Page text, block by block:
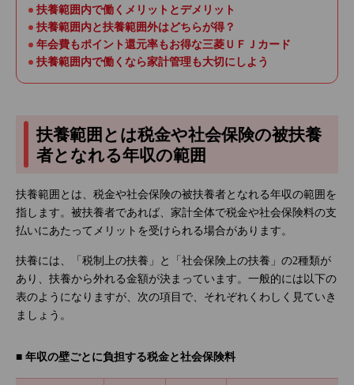
扶養範囲内で働くメリットとデメリット
扶養範囲内と扶養範囲外はどちらが得？
年会費もポイント還元率もお得な三菱ＵＦＪカード
扶養範囲内で働くなら家計管理も大切にしよう
扶養範囲とは税金や社会保険の被扶養
者となれる年収の範囲
扶養範囲とは、税金や社会保険の被扶養者となれる年収の範囲を
指します。被扶養者であれば、家計全体で税金や社会保険料の支
払いにあたってメリットを受けられる場合があります。
扶養には、「税制上の扶養」と「社会保険上の扶養」の2種類が
あり、扶養から外れる金額が決まっています。一般的には以下の
表のようになりますが、次の項目で、それぞれくわしく見ていき
ましょう。
■ 年収の壁ごとに負担する税金と社会保険料